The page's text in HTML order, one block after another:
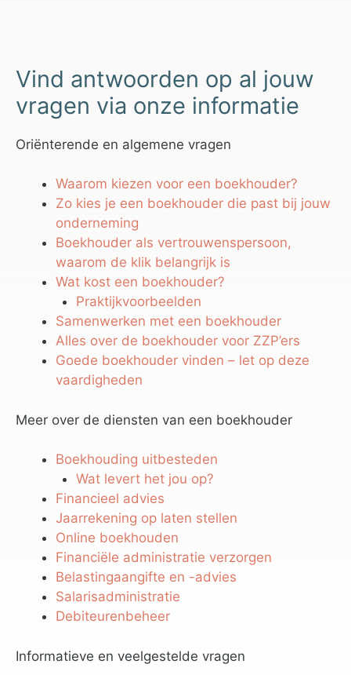
Vind antwoorden op al jouw
vragen via onze informatie
Oriënterende en algemene vragen
Waarom kiezen voor een boekhouder?
Zo kies je een boekhouder die past bij jouw
onderneming
Boekhouder als vertrouwenspersoon,
waarom de klik belangrijk is
Wat kost een boekhouder?
Praktijkvoorbeelden
Samenwerken met een boekhouder
Alles over de boekhouder voor ZZP’ers
Goede boekhouder vinden – let op deze
vaardigheden
Meer over de diensten van een boekhouder
Boekhouding uitbesteden
Wat levert het jou op?
Financieel advies
Jaarrekening op laten stellen
Online boekhouden
Financiële administratie verzorgen
Belastingaangifte en -advies
Salarisadministratie
Debiteurenbeheer
Informatieve en veelgestelde vragen